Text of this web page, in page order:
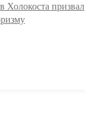
Холокоста призвал